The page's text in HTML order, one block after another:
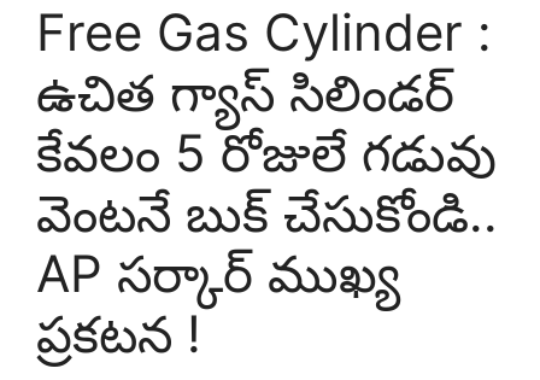
Free Gas Cylinder :
ఉచిత గ్యాస్ సిలిండర్
కేవలం 5 రోజులే గడువు
వెంటనే బుక్ చేసుకోండి..
AP సర్కార్ ముఖ్య
ప్రకటన !